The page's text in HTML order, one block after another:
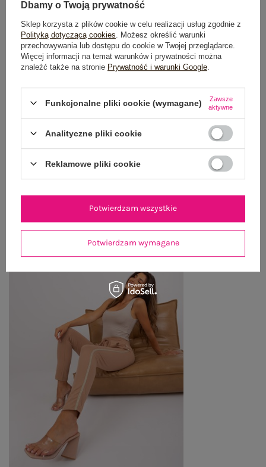
OPIS PRODUKTU
GŁÓWNE PARAMETRY
OPINIE O PRODUKCIE (1)
OSTATNIO OGLĄDANE
Dbamy o Twoją prywatność
Sklep korzysta z plików cookie w celu realizacji usług zgodnie z
Polityką dotyczącą cookies . Możesz określić warunki
przechowywania lub dostępu do cookie w Twojej przeglądarce.
Więcej informacji na temat warunków i prywatności można
znaleźć także na stronie Prywatność i warunki Google
Funkcjonalne pliki cookie (wymagane)
Zawsze
aktywne
Analityczne pliki cookie
Reklamowe pliki cookie
Potwierdzam wymagane
Potwierdzam wszystkie